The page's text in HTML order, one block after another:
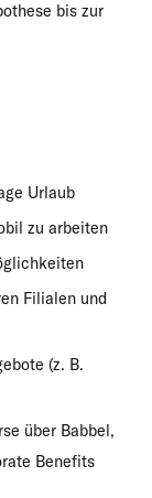
bis zur
Urlaub
zu arbeiten
Filialen und
(z. B.
über Babbel,
Benefits